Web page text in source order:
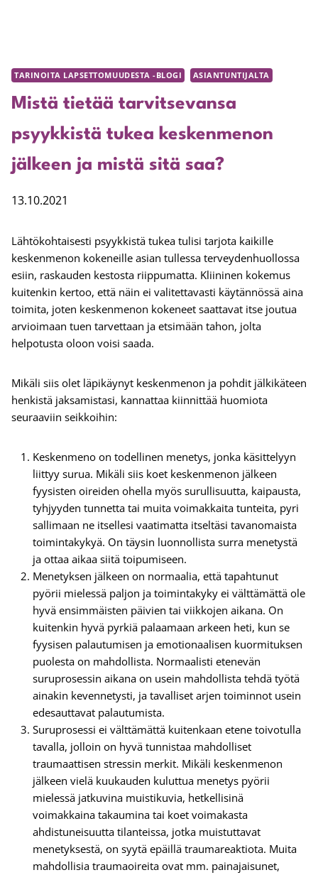
TARINOITA LAPSETTOMUUDESTA -BLOGI ASIANTUNTIJALTA
Mistä tietää tarvitsevansa
psyykkistä tukea keskenmenon
jälkeen ja mistä sitä saa?
13.10.2021
Lähtökohtaisesti psyykkistä tukea tulisi tarjota kaikille
keskenmenon kokeneille asian tullessa terveydenhuollossa
esiin, raskauden kestosta riippumatta. Kliininen kokemus
kuitenkin kertoo, että näin ei valitettavasti käytännössä aina
toimita, joten keskenmenon kokeneet saattavat itse joutua
arvioimaan tuen tarvettaan ja etsimään tahon, jolta
helpotusta oloon voisi saada.
Mikäli siis olet läpikäynyt keskenmenon ja pohdit jälkikäteen
henkistä jaksamistasi, kannattaa kiinnittää huomiota
seuraaviin seikkoihin:
Keskenmeno on todellinen menetys, jonka käsittelyyn
liittyy surua. Mikäli siis koet keskenmenon jälkeen
fyysisten oireiden ohella myös surullisuutta, kaipausta,
tyhjyyden tunnetta tai muita voimakkaita tunteita, pyri
sallimaan ne itsellesi vaatimatta itseltäsi tavanomaista
toimintakykyä. On täysin luonnollista surra menetystä
ja ottaa aikaa siitä toipumiseen.
Menetyksen jälkeen on normaalia, että tapahtunut
pyörii mielessä paljon ja toimintakyky ei välttämättä ole
hyvä ensimmäisten päivien tai viikkojen aikana. On
kuitenkin hyvä pyrkiä palaamaan arkeen heti, kun se
fyysisen palautumisen ja emotionaalisen kuormituksen
puolesta on mahdollista. Normaalisti etenevän
suruprosessin aikana on usein mahdollista tehdä työtä
ainakin kevennetysti, ja tavalliset arjen toiminnot usein
edesauttavat palautumista.
Suruprosessi ei välttämättä kuitenkaan etene toivotulla
tavalla, jolloin on hyvä tunnistaa mahdolliset
traumaattisen stressin merkit. Mikäli keskenmenon
jälkeen vielä kuukauden kuluttua menetys pyörii
mielessä jatkuvina muistikuvia, hetkellisinä
voimakkaina takaumina tai koet voimakasta
ahdistuneisuutta tilanteissa, jotka muistuttavat
menetyksestä, on syytä epäillä traumareaktiota. Muita
mahdollisia traumaoireita ovat mm. painajaisunet,